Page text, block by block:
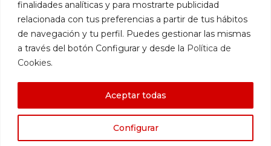
finalidades analíticas y para mostrarte publicidad
relacionada con tus preferencias a partir de tus hábitos
de navegación y tu perfil. Puedes gestionar las mismas
a través del botón Configurar y desde la Política de
Cookies.
Configurar
Aceptar todas
Aviso legal
Política de cookies
Términos y condiciones